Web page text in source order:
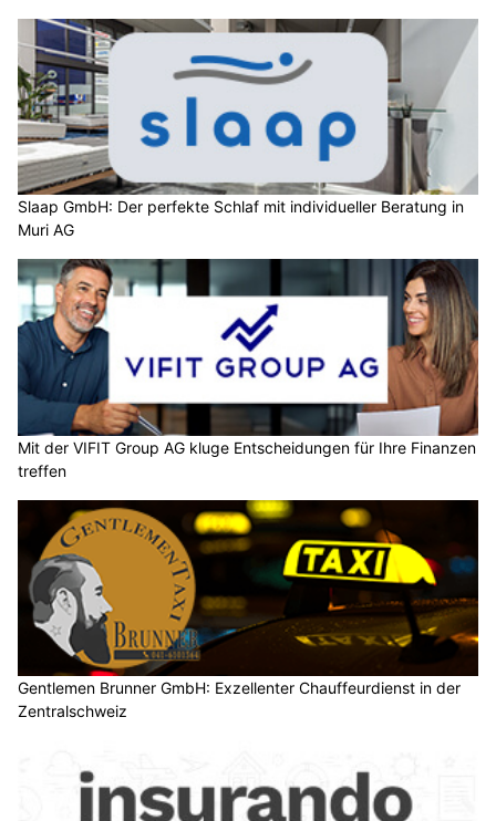
Slaap GmbH: Der perfekte Schlaf mit individueller Beratung in
Muri AG
Mit der VIFIT Group AG kluge Entscheidungen für Ihre Finanzen
treffen
Gentlemen Brunner GmbH: Exzellenter Chauffeurdienst in der
Zentralschweiz